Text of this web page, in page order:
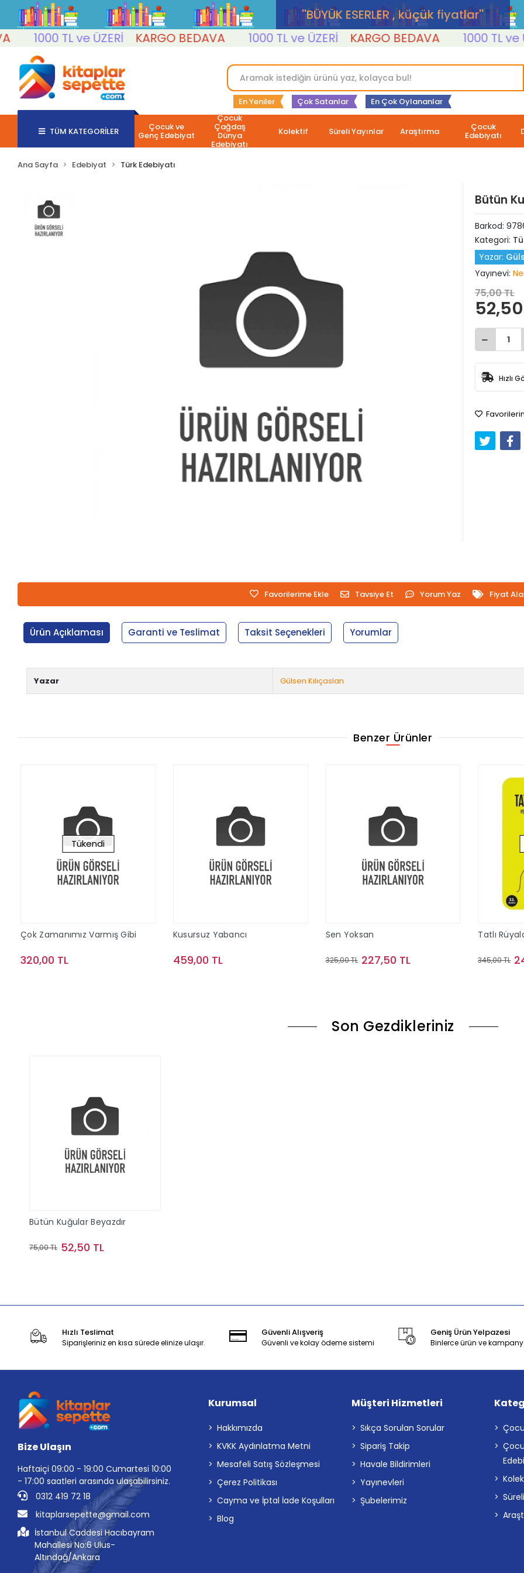
''BÜYÜK ESERLER , küçük fiyatlar''
1000 TL ve ÜZERİ
KARGO BEDAVA 1000 TL ve ÜZERİ KARGO BEDAVA 1000 TL ve
En Yeniler Çok Satanlar En Çok Oylananlar
TÜM KATEGORİLER Çocuk ve
Genç Edebiyat
Çocuk
Çağdaş
Dünya
Edebiyatı
Kolektif Süreli Yayınlar Araştırma Çocuk
Edebiyatı
Ana Sayfa Edebiyat Türk Edebiyatı
Bütün
Barkod:
Kategori:
Yazar:
Yayınevi:
75,00 TL
Hızlı
Favorilerime Ekle Tavsiye Et Yorum Yaz Fiyat
Ürün Açıklaması Garanti ve Teslimat Taksit Seçenekleri Yorumlar
Yazar Gülsen Kılıçaslan
Benzer Ürünler
Tükendi
Çok Zamanımız Varmış Gibi
320,00 TL
Kusursuz Yabancı
459,00 TL
Sen Yoksan
325,00 TL 227,50 TL
Tatlı
345,00 TL
Son Gezdikleriniz
Bütün Kuğular Beyazdır
75,00 TL 52,50 TL
Hızlı Teslimat
Siparişleriniz en kısa sürede elinize ulaşır.
Güvenli Alışveriş
Güvenli ve kolay ödeme sistemi
Geniş Ürün Yelpazesi
Binlerce ürün ve
Bize Ulaşın
Haftaiçi 09:00 - 19:00 Cumartesi 10:00
- 17:00 saatleri arasında ulaşabilirsiniz.
0312 419 72 18
kitaplarsepette@gmail.com
İstanbul Caddesi Hacıbayram
Mahallesi No:6 Ulus-
Altındağ/Ankara
Kurumsal
Hakkımızda
KVKK Aydınlatma Metni
Mesafeli Satış Sözleşmesi
Çerez Politikası
Cayma ve İptal İade Koşulları
Blog
Müşteri Hizmetleri
Sıkça Sorulan Sorular
Sipariş Takip
Havale Bildirimleri
Yayınevleri
Şubelerimiz